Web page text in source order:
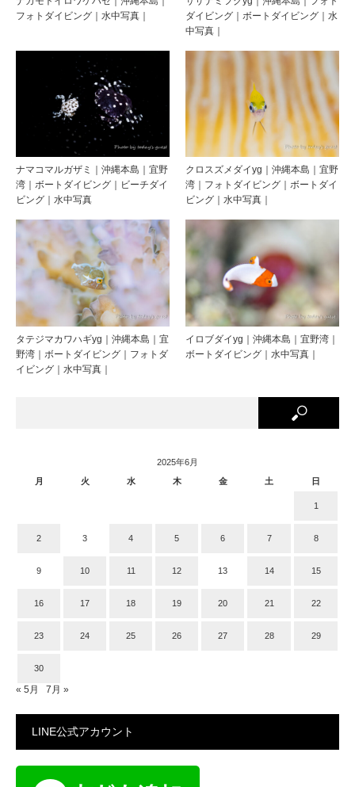
フォトダイビング｜水中写真｜
ダイビング｜ボートダイビング｜水
中写真｜
ナマコマルガザミ｜沖縄本島｜宜野
湾｜ボートダイビング｜ビーチダイ
ビング｜水中写真
クロスズメダイyg｜沖縄本島｜宜野
湾｜フォトダイビング｜ボートダイ
ビング｜水中写真｜
タテジマカワハギyg｜沖縄本島｜宜
野湾｜ボートダイビング｜フォトダ
イビング｜水中写真｜
イロブダイyg｜沖縄本島｜宜野湾｜
ボートダイビング｜水中写真｜
2025年6月
月
火 水 木 金 土 日
1
2 3 4 5 6 7 8
9 10 11 12 13 14 15
16 17 18 19 20 21 22
23 24 25 26 27 28 29
30
« 5月 7月 »
LINE公式アカウント